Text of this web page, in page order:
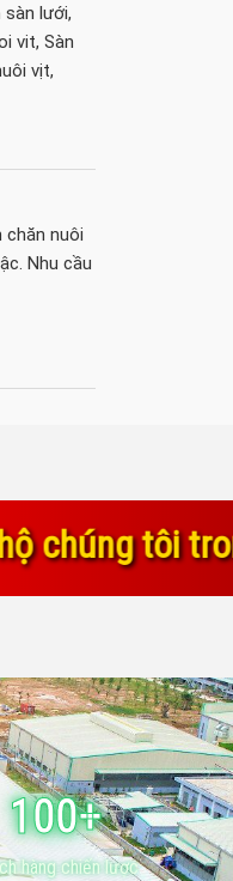
lưới,
vit, Sàn
vịt,
nuôi
Nhu cầu
Sự
100+
hàng chiến lược